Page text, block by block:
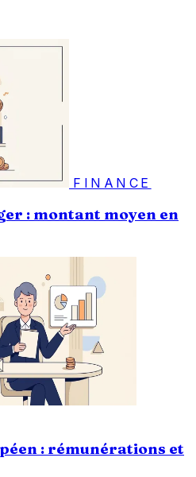
FINANCE
: montant moyen en
: rémunérations et